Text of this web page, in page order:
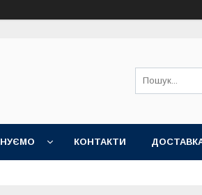
КОНТАКТИ